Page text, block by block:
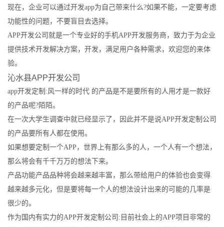
现在，企业可以通过开发app为自己带来什么?如果不能，一定要考虑
功能性的问题，不要盲目去选择。
APP开发公司就是一个专业好的手机APP开发服务商，致力于为企业
提供技术开发解决方案，开发，满足用户各种需求，欢迎您的来体
验。
沁水县APP开发公司
app开发定制:风一样的时代 的产品是不是要所有的人用才是一款好
的产品呢?陌陌。
在一次大学生调查中就已经显示了，因此并不是说APP开发定制公司
的产品要所有人都在使用。
如果想要定制一个APP，世界上有那么多的人，一个人有一个想法，
那么将会有千千万万的想法下来。
产品功能产品品种将会越来越丰富，那么带给用户的体验也会变得
越来越多元化，但是要将每一个人的想法设计出来的可能的几率是
很少的。
作为国内有实力的APP开发定制公司:目前社会上的APP项目非常的